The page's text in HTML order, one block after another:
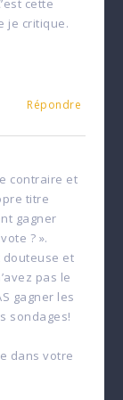
cette
je critique.
Répondre
contraire et
titre
gagner
? ».
douteuse et
pas le
gagner les
sondages!
dans votre